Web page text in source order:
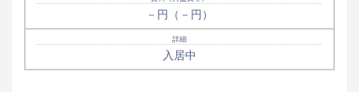
－円（－円）
入居中